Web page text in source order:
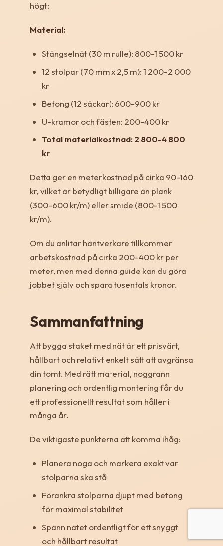
högt:
Material:
Stängselnät (30 m rulle): 800-1 500 kr
12 stolpar (70 mm x 2,5 m): 1 200-2 000
kr
Betong (12 säckar): 600-900 kr
U-kramor och fästen: 200-400 kr
Total materialkostnad: 2 800-4 800
kr
Detta ger en meterkostnad på cirka 90-160
kr, vilket är betydligt billigare än plank
(300-600 kr/m) eller smide (800-1 500
kr/m).
Om du anlitar hantverkare tillkommer
arbetskostnad på cirka 200-400 kr per
meter, men med denna guide kan du göra
jobbet själv och spara tusentals kronor.
Sammanfattning
Att bygga staket med nät är ett prisvärt,
hållbart och relativt enkelt sätt att avgränsa
din tomt. Med rätt material, noggrann
planering och ordentlig montering får du
ett professionellt resultat som håller i
många år.
De viktigaste punkterna att komma ihåg:
Planera noga och markera exakt var
stolparna ska stå
Förankra stolparna djupt med betong
för maximal stabilitet
Spänn nätet ordentligt för ett snyggt
och hållbart resultat